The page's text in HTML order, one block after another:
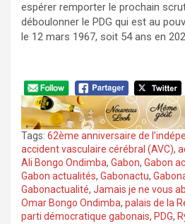
espérer remporter le prochain
déboulonner le PDG qui est au
le 12 mars 1967, soit 54 ans en
Tags: 62ème anniversaire de
accident vasculaire cérébral (AVC),
Ali Bongo Ondimba, Gabon, Gabon
Gabon actualités, Gabonactu,
Gabonactualité, Jamais je ne vous
Omar Bongo Ondimba, palais de la
parti démocratique gabonais, PDG,